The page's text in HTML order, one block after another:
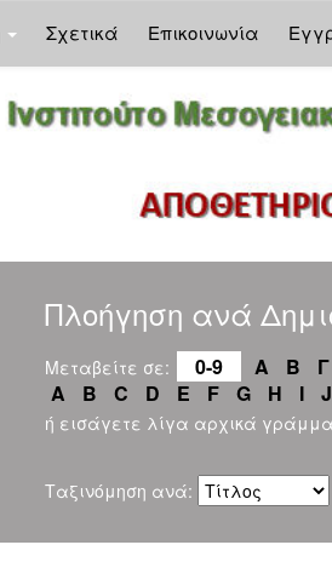
Σχετικά Επικοινωνία
Πλοήγηση ανά
Μεταβείτε σε: 0-9 Α Β Γ
A
B C D E F G H I J
ή εισάγετε λίγα αρχικά
Ταξινόμηση ανά: